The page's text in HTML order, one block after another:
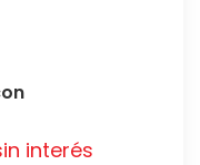
interés